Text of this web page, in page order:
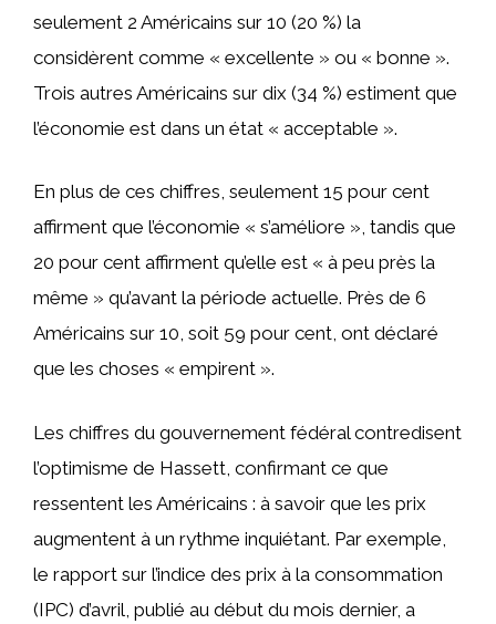
seulement 2 Américains sur 10 (20 %) la
considèrent comme « excellente » ou « bonne ».
Trois autres Américains sur dix (34 %) estiment que
l’économie est dans un état « acceptable ».
En plus de ces chiffres, seulement 15 pour cent
affirment que l’économie « s’améliore », tandis que
20 pour cent affirment qu’elle est « à peu près la
même » qu’avant la période actuelle. Près de 6
Américains sur 10, soit 59 pour cent, ont déclaré
que les choses « empirent ».
Les chiffres du gouvernement fédéral contredisent
l’optimisme de Hassett, confirmant ce que
ressentent les Américains : à savoir que les prix
augmentent à un rythme inquiétant. Par exemple,
le rapport sur l’indice des prix à la consommation
(IPC) d’avril, publié au début du mois dernier, a